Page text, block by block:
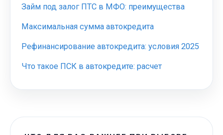
Займ под залог ПТС в МФО: преимущества
Максимальная сумма автокредита
Рефинансирование автокредита: условия 2025
Что такое ПСК в автокредите: расчет